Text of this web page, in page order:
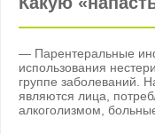
— Парентеральные
использования
группе заболеваний.
являются лица,
алкоголизмом,